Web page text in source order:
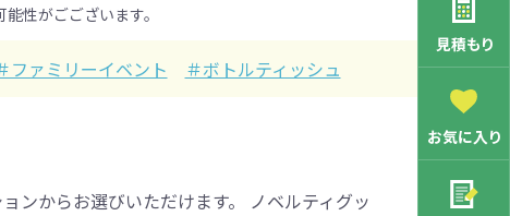
見積もり
お気に入り
性がごございます。
ファミリーイベント ＃ボトルティッシュ
ンからお選びいただけます。 ノベルティグッ